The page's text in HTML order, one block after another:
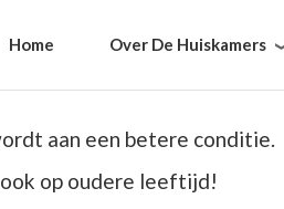
Home Over De Huiskamers
aan een betere conditie.
op oudere leeftijd!